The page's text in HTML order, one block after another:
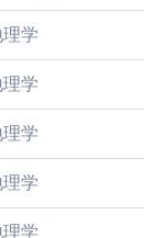
理学
理学
理学
理学
理学